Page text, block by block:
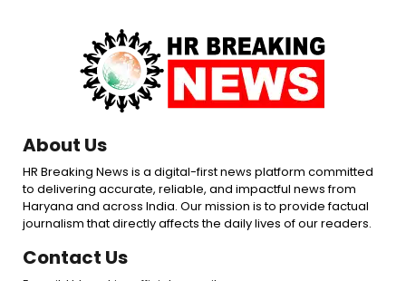
About Us
HR Breaking News is a digital-first news platform committed
to delivering accurate, reliable, and impactful news from
Haryana and across India. Our mission is to provide factual
journalism that directly affects the daily lives of our readers.
Contact Us